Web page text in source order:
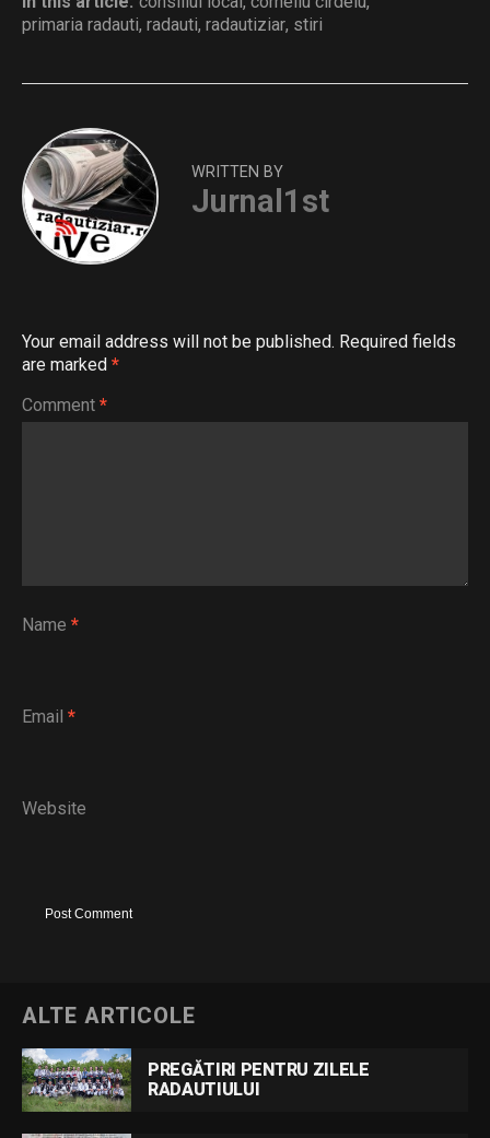
primaria radauti, radauti, radautiziar, stiri
WRITTEN BY
Jurnal1st
Your email address will not be published. Required fields
are marked *
Comment *
Name *
Email *
Website
ALTE ARTICOLE
PREGĂTIRI PENTRU ZILELE
RADAUTIULUI